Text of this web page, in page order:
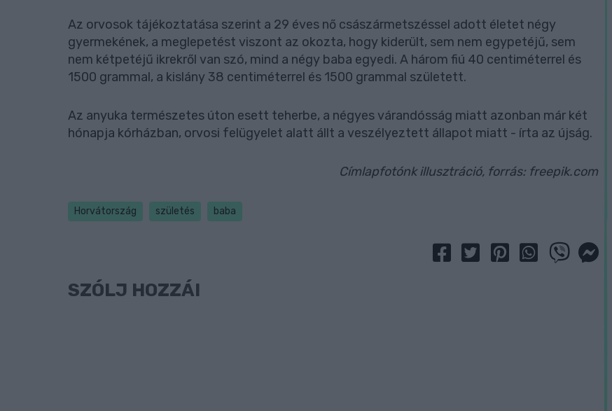
Az orvosok tájékoztatása szerint a 29 éves nő császármetszéssel adott életet négy
gyermekének, a meglepetést viszont az okozta, hogy kiderült, sem nem egypetéjű, sem
nem kétpetéjű ikrekről van szó, mind a négy baba egyedi. A három fiú 40 centiméterrel és
1500 grammal, a kislány 38 centiméterrel és 1500 grammal született.
Az anyuka természetes úton esett teherbe, a négyes várandósság miatt azonban már két
hónapja kórházban, orvosi felügyelet alatt állt a veszélyeztett állapot miatt - írta az újság.
Címlapfotónk illusztráció, forrás: freepik.com
Horvátország születés baba
SZÓLJ HOZZÁ!